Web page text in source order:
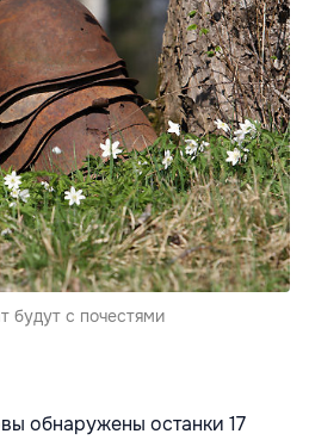
будут с почестями
обнаружены останки 17